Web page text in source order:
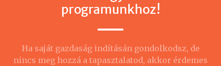
programunkhoz!
Ha saját gazdaság indításán gondolkodsz, de
nincs meg hozzá a tapasztalatod, akkor érdemes